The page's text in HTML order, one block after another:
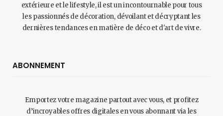
extérieure et le lifestyle, il est un incontournable pour tous
les passionnés de décoration, dévoilant et décryptant les
dernières tendances en matière de déco et d'art de vivre.
ABONNEMENT
Emportez votre magazine partout avec vous, et profitez
d’incroyables offres digitales en vous abonnant via les